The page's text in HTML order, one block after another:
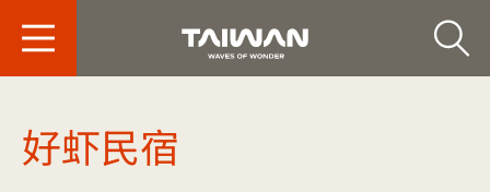
台旅会北京办事
好虾民宿